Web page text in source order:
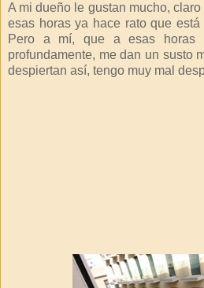
A mi dueño le gustan mucho,
esas horas ya hace rato que
Pero a mí, que a esas horas
profundamente, me dan un susto
despiertan así, tengo muy mal